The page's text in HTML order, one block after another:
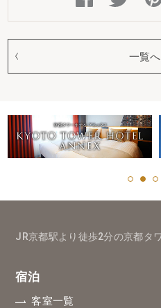
一覧
JR京都駅より徒歩2分の京都タ
宿泊
客室一覧